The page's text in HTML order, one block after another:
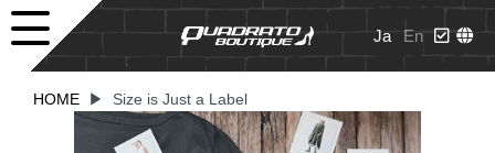
Ja En
HOME ▶ Size is Just a Label